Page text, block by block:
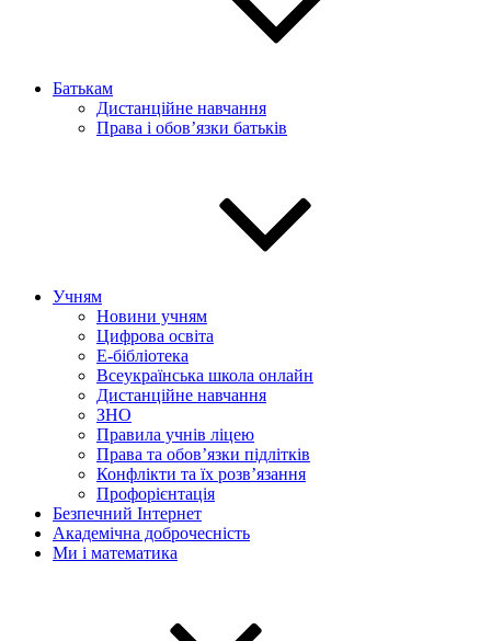
Батькам
Дистанційне навчання
Права і обов’язки батьків
Учням
Новини учням
Цифрова освіта
E-бібліотека
Всеукраїнська школа онлайн
Дистанційне навчання
ЗНО
Правила учнів ліцею
Права та обов’язки підлітків
Конфлікти та їх розв’язання
Профорієнтація
Безпечний Інтернет
Академічна доброчесність
Ми і математика